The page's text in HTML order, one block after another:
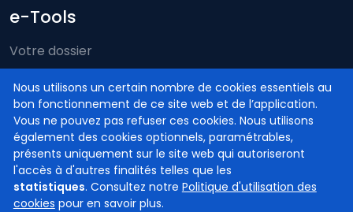
Nous utilisons un certain nombre de cookies essentiels au
bon fonctionnement de ce site web et de l’application.
Vous ne pouvez pas refuser ces cookies. Nous utilisons
également des cookies optionnels, paramétrables,
présents uniquement sur le site web qui autoriseront
l'accès à d'autres finalités telles que les
statistiques. Consultez notre Politique d'utilisation des
cookies pour en savoir plus.
e-Tools
Votre dossier
Just-on-web
e-Deposit
Compétence territoriale